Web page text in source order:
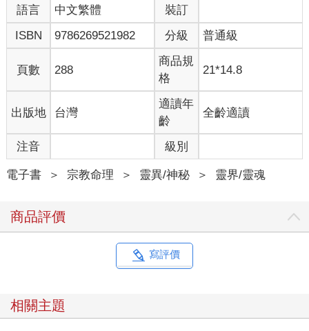
什麼是創造？也許這一切本來就是一個幻象，幻象的意思並不是
它從來沒有出現過，而是它隨思維寂滅而消失。今夜的沙斯塔山
並不寂寞，很多人老遠來這裡等著看明天的日食，雖然這裡只會
覆蓋大概百分之九十的太陽，但這裡有能量極強的渦流
（Votex），舉凡月圓、超級藍月、月食等天象，地球不同地方的
能量點就會加強，這是古代祖先們一直留存給世人的智慧。
有些團體相約在沙斯塔山的山頂做冥想，也有人在豹草營
（Panther Meadow Campgrounds）搭起幾百個大大小小的帳
篷，有音樂，有派對吃喝玩樂，也不乏觀星聊天，聞歌起舞，彼
此並沒有抵觸。不會有人說你的音樂妨礙了我的靜坐，一切在一
個互相尊重的氣氛下進行，也有人扶老攜幼來觀日食，感受這個
特別時刻，當然也有大規模的靈性活動，跟大地和宇宙連結。各
糕、甜甜圈、奶昔、T恤，各種小玩意都能跟日食扯上關係；公路
大塞車汽油漲價，有私人航空公司提供日食航班，這些航班沿著
日食的軌道飛行，乘客觀看日食的時間也會更長，但價格昂貴，
令人咋舌。艾璣和朋友在營地繞了一圈之後回到酒店，躺在星空
跟著我們，它特別亮，有看到嗎？」素桑說。
語言 中文繁體
裝訂
ISBN
9786269521982 分級 普通級
頁數 288
商品規
格
21*14.8
出版地 台灣
適讀年
齡
全齡適讀
注音 級別
電子書 ＞ 宗教命理 ＞ 靈異/神秘 ＞ 靈界/靈魂
商品評價
寫評價
相關主題